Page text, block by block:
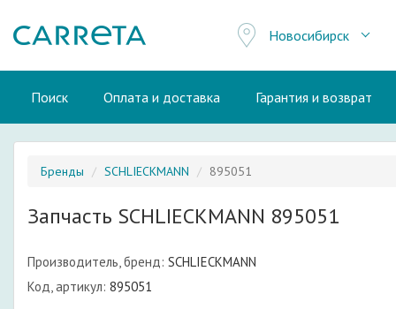
Новосибирск
Поиск Оплата и доставка Гарантия и возврат
Бренды SCHLIECKMANN 895051
Запчасть SCHLIECKMANN 895051
Производитель, бренд: SCHLIECKMANN
Код, артикул: 895051